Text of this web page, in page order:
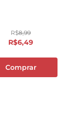
R$8,99
R$6,49
Comprar